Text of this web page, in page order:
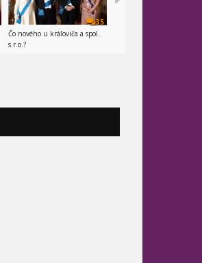
35
Čo nového u kráľoviča a spol.
s.r.o.?